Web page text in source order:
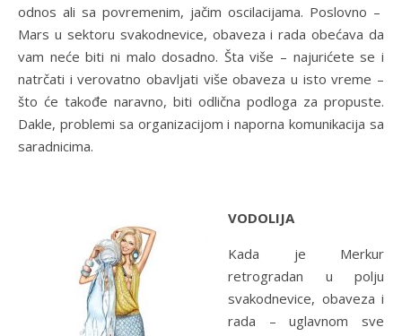
odnos ali sa povremenim, jačim oscilacijama. Poslovno –
Mars u sektoru svakodnevice, obaveza i rada obećava da
vam neće biti ni malo dosadno. Šta više – najurićete se i
natrčati i verovatno obavljati više obaveza u isto vreme –
što će takođe naravno, biti odlična podloga za propuste.
Dakle, problemi sa organizacijom i naporna komunikacija sa
saradnicima.
VODOLIJA
Kada je Merkur
retrogradan u polju
svakodnevice, obaveza i
rada – uglavnom sve